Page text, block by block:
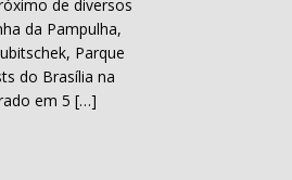
de diversos
da Pampulha,
Parque
do Brasília na
em 5 […]